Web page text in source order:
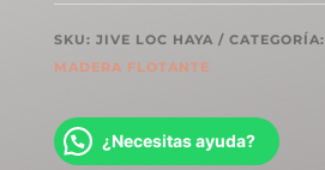
SKU: JIVE LOC HAYA CATEGORÍA:
MADERA FLOTANTE
¿Necesitas ayuda?